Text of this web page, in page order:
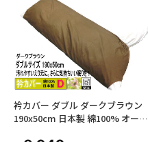
衿カバー ダブル ダークブラウン
190x50cm 日本製 綿100% オール